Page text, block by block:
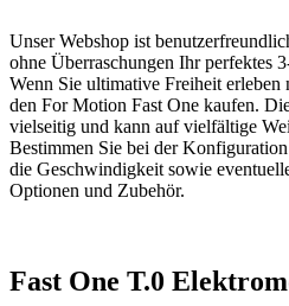
Unser Webshop ist
ohne Überraschungen Ihr perfektes
Wenn Sie ultimative Freiheit erleben
den For Motion Fast One kaufen.
vielseitig und kann auf vielfältige
Bestimmen Sie bei der
die Geschwindigkeit sowie
Optionen und Zubehör.
Fast One T.0